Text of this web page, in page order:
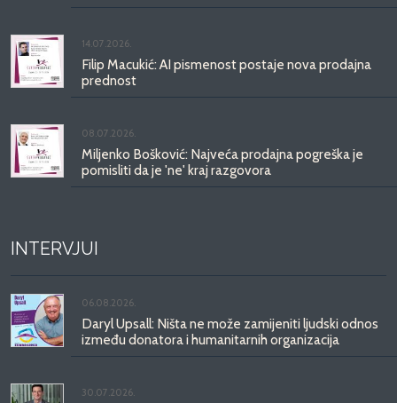
14.07.2026.
Filip Macukić: AI pismenost postaje nova prodajna
prednost
08.07.2026.
Miljenko Bošković: Najveća prodajna pogreška je
pomisliti da je 'ne' kraj razgovora
INTERVJUI
06.08.2026.
Daryl Upsall: Ništa ne može zamijeniti ljudski odnos
između donatora i humanitarnih organizacija
30.07.2026.